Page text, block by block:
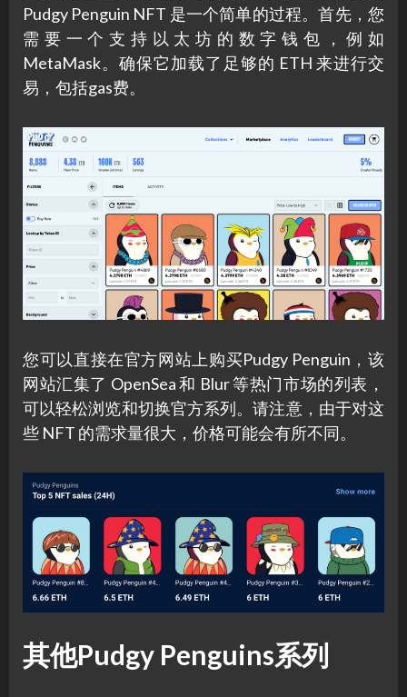
Pudgy Penguin NFT 是一个简单的过程。首先，您
需要一个支持以太坊的数字钱包，例如
MetaMask。确保它加载了足够的 ETH 来进行交
易，包括gas费。
您可以直接在官方网站上购买Pudgy Penguin，该
网站汇集了 OpenSea 和 Blur 等热门市场的列表，
可以轻松浏览和切换官方系列。请注意，由于对这
些 NFT 的需求量很大，价格可能会有所不同。
其他Pudgy Penguins系列